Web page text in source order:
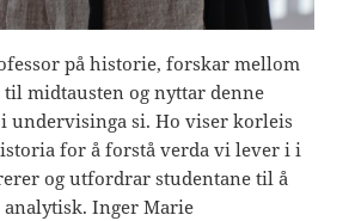
på historie, forskar mellom
midtausten og nyttar denne
undervisinga si. Ho viser korleis
for å forstå verda vi lever i i
og utfordrar studentane til å
Inger Marie